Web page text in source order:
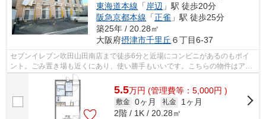
東海道本線 「 岸辺 」駅 徒歩20分
阪急京都本線 「正雀 」駅 徒歩25分
築25年 / 20.28㎡
大阪府摂津市千里丘 ６丁目6-37
セブンイレブン吹田山田南店まで徒歩6分と近場にコンビニがあるのもポイ
ント。ごみ置き場も近くにあり、使い勝手もいいです。こちらの物件はアパ
ートです。構造上、広々とした住空間が...
5.5万円 (管理費等：5,000円 )
敷金 0ヶ月 礼金
1ヶ月
2階 / 1K / 20.28㎡